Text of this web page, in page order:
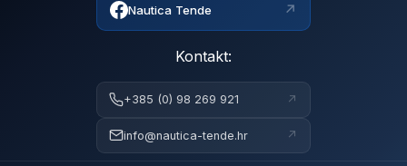
Nautica Tende ↗
Kontakt:
+385 (0) 98 269 921 ↗
info@nautica-tende.hr ↗